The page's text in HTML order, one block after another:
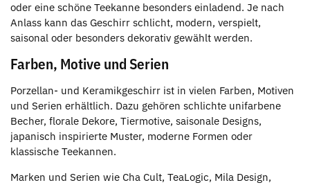
oder eine schöne Teekanne besonders einladend. Je nach
Anlass kann das Geschirr schlicht, modern, verspielt,
saisonal oder besonders dekorativ gewählt werden.
Farben, Motive und Serien
Porzellan- und Keramikgeschirr ist in vielen Farben, Motiven
und Serien erhältlich. Dazu gehören schlichte unifarbene
Becher, florale Dekore, Tiermotive, saisonale Designs,
japanisch inspirierte Muster, moderne Formen oder
klassische Teekannen.
Marken und Serien wie Cha Cult, TeaLogic, Mila Design,